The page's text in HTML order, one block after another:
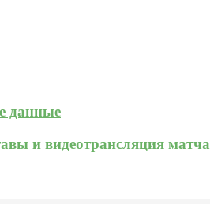
данные
и видеотрансляция матча